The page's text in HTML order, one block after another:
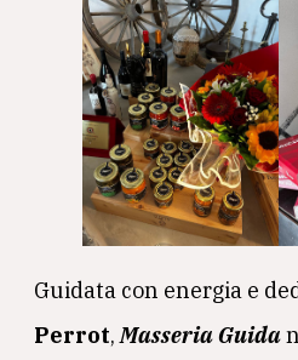
Guidata con energia e
Perrot,Masseria Guida